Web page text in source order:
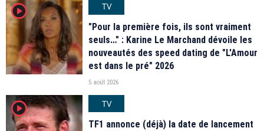
player2
TV
"Pour la première fois, ils sont vraiment
seuls…" : Karine Le Marchand dévoile les
nouveautés des speed dating de "L'Amour
est dans le pré" 2026
5 août 2026
player2
TV
TF1 annonce (déjà) la date de lancement